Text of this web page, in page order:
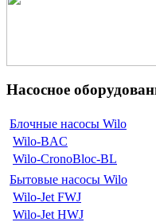
Насосное
Блочные насосы Wilo
Wilo-BAC
Wilo-CronoBloc-BL
Бытовые насосы Wilo
Wilo-Jet FWJ
Wilo-Jet HWJ